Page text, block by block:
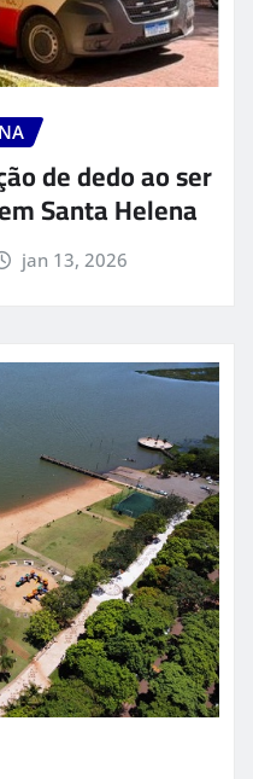
de dedo ao ser
Santa Helena
jan 13, 2026